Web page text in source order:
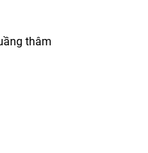
thâm